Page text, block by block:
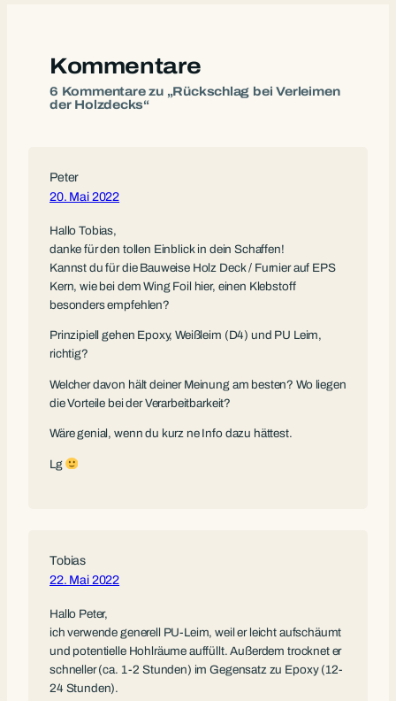
Kommentare
6 Kommentare zu „Rückschlag bei Verleimen
der Holzdecks“
Peter
20. Mai 2022
Hallo Tobias,
danke für den tollen Einblick in dein Schaffen!
Kannst du für die Bauweise Holz Deck / Furnier auf EPS
Kern, wie bei dem Wing Foil hier, einen Klebstoff
besonders empfehlen?
Prinzipiell gehen Epoxy, Weißleim (D4) und PU Leim,
richtig?
Welcher davon hält deiner Meinung am besten? Wo liegen
die Vorteile bei der Verarbeitbarkeit?
Wäre genial, wenn du kurz ne Info dazu hättest.
Lg
Tobias
22. Mai 2022
Hallo Peter,
ich verwende generell PU-Leim, weil er leicht aufschäumt
und potentielle Hohlräume auffüllt. Außerdem trocknet er
schneller (ca. 1-2 Stunden) im Gegensatz zu Epoxy (12-
24 Stunden).